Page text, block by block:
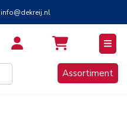
info@dekreij.nl
Inloggen / Aanmelden
Assortiment